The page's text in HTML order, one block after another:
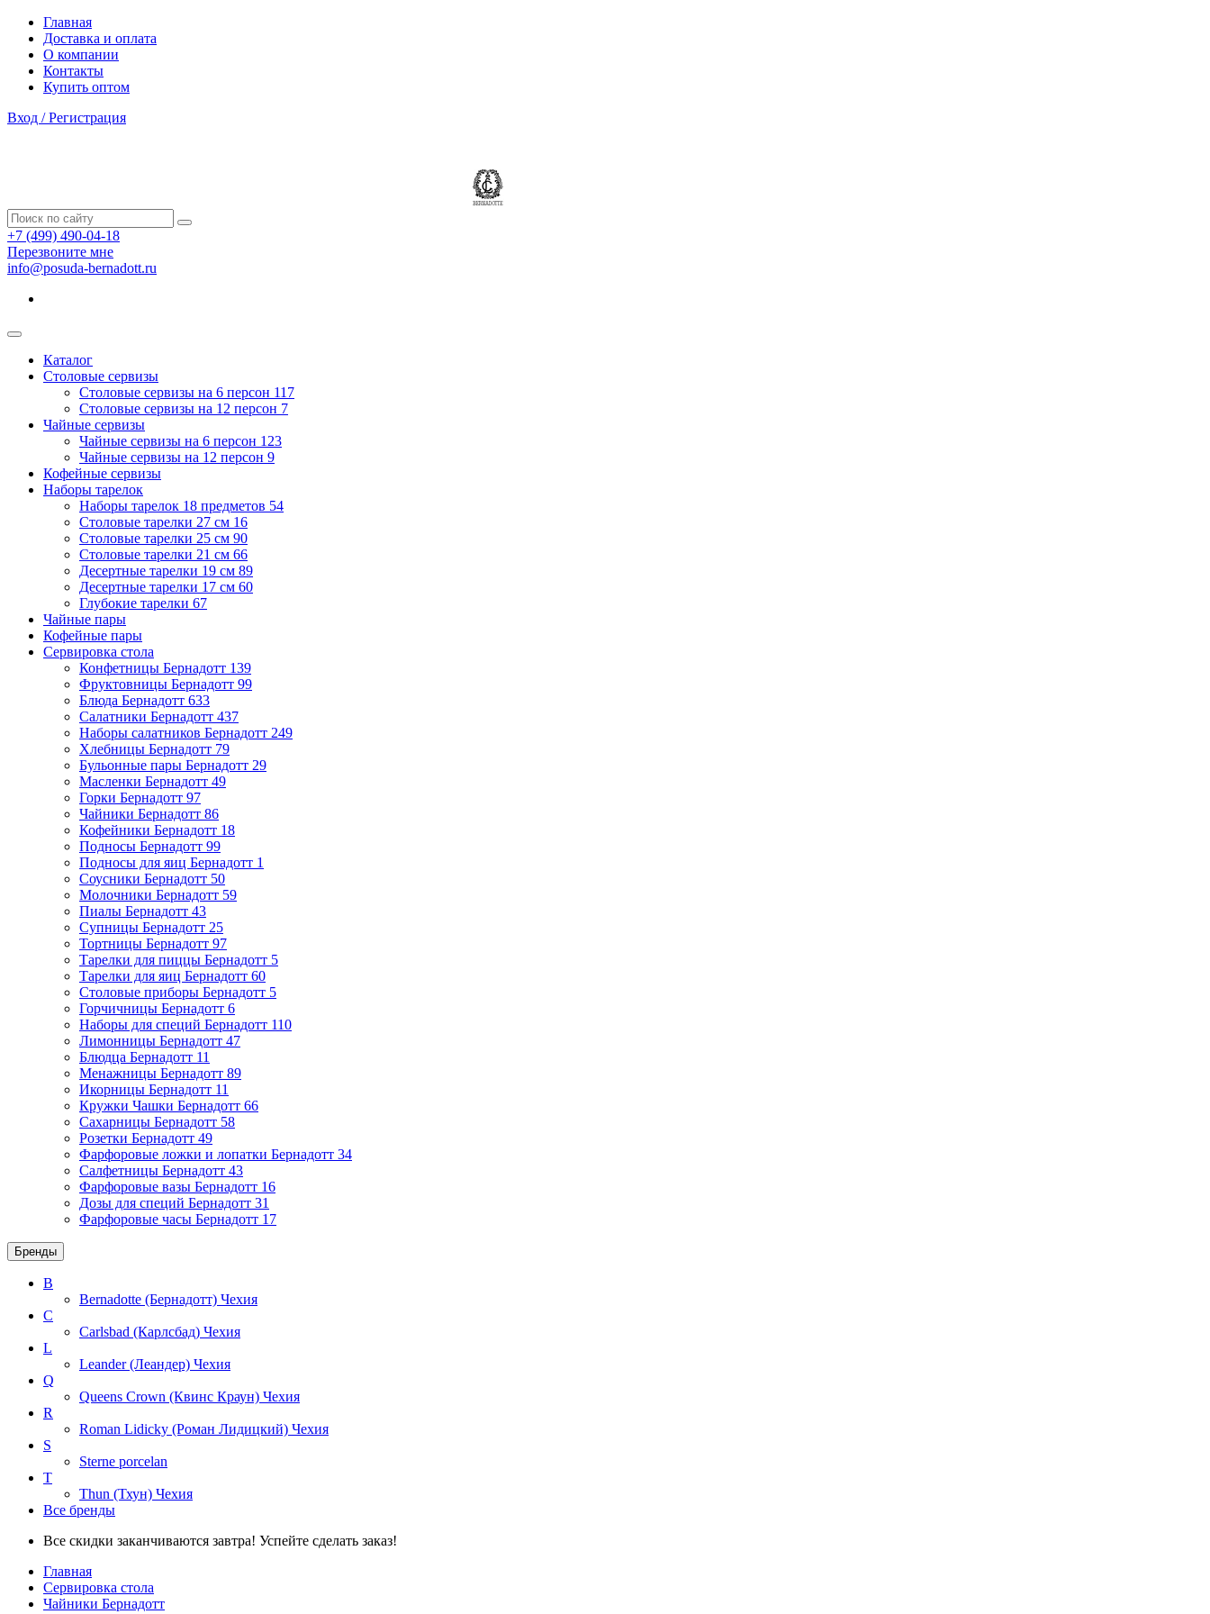
Главная
Доставка и оплата
О компании
Контакты
Купить оптом
Вход / Регистрация
+7 (499) 490-04-18
Перезвоните мне
info@posuda-bernadott.ru
Каталог
Столовые сервизы
Столовые сервизы на 6 персон 117
Столовые сервизы на 12 персон 7
Чайные сервизы
Чайные сервизы на 6 персон 123
Чайные сервизы на 12 персон 9
Кофейные сервизы
Наборы тарелок
Наборы тарелок 18 предметов 54
Столовые тарелки 27 см 16
Столовые тарелки 25 см 90
Столовые тарелки 21 см 66
Десертные тарелки 19 см 89
Десертные тарелки 17 см 60
Глубокие тарелки 67
Чайные пары
Кофейные пары
Сервировка стола
Конфетницы Бернадотт 139
Фруктовницы Бернадотт 99
Блюда Бернадотт 633
Салатники Бернадотт 437
Наборы салатников Бернадотт 249
Хлебницы Бернадотт 79
Бульонные пары Бернадотт 29
Масленки Бернадотт 49
Горки Бернадотт 97
Чайники Бернадотт 86
Кофейники Бернадотт 18
Подносы Бернадотт 99
Подносы для яиц Бернадотт 1
Соусники Бернадотт 50
Молочники Бернадотт 59
Пиалы Бернадотт 43
Супницы Бернадотт 25
Тортницы Бернадотт 97
Тарелки для пиццы Бернадотт 5
Тарелки для яиц Бернадотт 60
Столовые приборы Бернадотт 5
Горчичницы Бернадотт 6
Наборы для специй Бернадотт 110
Лимонницы Бернадотт 47
Блюдца Бернадотт 11
Менажницы Бернадотт 89
Икорницы Бернадотт 11
Кружки Чашки Бернадотт 66
Сахарницы Бернадотт 58
Розетки Бернадотт 49
Фарфоровые ложки и лопатки Бернадотт 34
Салфетницы Бернадотт 43
Фарфоровые вазы Бернадотт 16
Дозы для специй Бернадотт 31
Фарфоровые часы Бернадотт 17
Бренды
B
Bernadotte (Бернадотт) Чехия
C
Carlsbad (Карлсбад) Чехия
L
Leander (Леандер) Чехия
Q
Queens Crown (Квинс Краун) Чехия
R
Roman Lidicky (Роман Лидицкий) Чехия
S
Sterne porcelan
T
Thun (Тхун) Чехия
Все бренды
Все скидки заканчиваются завтра! Успейте сделать заказ!
Главная
Сервировка стола
Чайники Бернадотт